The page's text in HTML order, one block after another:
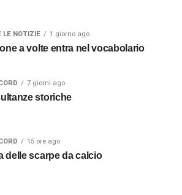
LE NOTIZIE 1 giorno ago
a volte entra nel vocabolario
7 giorni ago
storiche
15 ore ago
delle scarpe da calcio